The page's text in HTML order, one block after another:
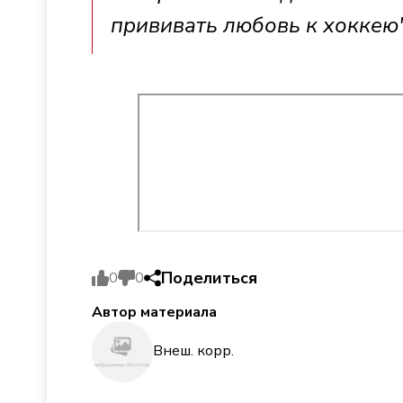
прививать любовь к
0 0 Поделиться
Автор материала
Внеш. корр.